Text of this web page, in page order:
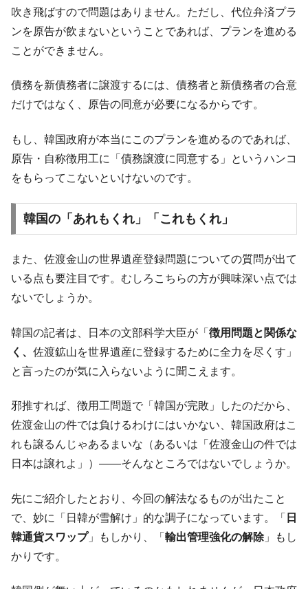
吹き飛ばすので問題はありません。ただし、代位弁済プラ
ンを原告が飲まないということであれば、プランを進める
ことができません。
債務を新債務者に譲渡するには、債務者と新債務者の合意
だけではなく、原告の同意が必要になるからです。
もし、韓国政府が本当にこのプランを進めるのであれば、
原告・自称徴用工に「債務譲渡に同意する」というハンコ
をもらってこないといけないのです。
韓国の「あれもくれ」「これもくれ」
また、佐渡金山の世界遺産登録問題についての質問が出て
いる点も要注目です。むしろこちらの方が興味深い点では
ないでしょうか。
韓国の記者は、日本の文部科学大臣が「 徴用問題と関係な
く、 佐渡鉱山を世界遺産に登録するために全力を尽くす」
と言ったのが気に入らないように聞こえます。
邪推すれば、徴用工問題で「韓国が完敗」したのだから、
佐渡金山の件では負けるわけにはいかない、韓国政府はこ
れも譲るんじゃあるまいな（あるいは「佐渡金山の件では
日本は譲れよ」）――そんなところではないでしょうか。
先にご紹介したとおり、今回の解法なるものが出たこと
で、妙に「日韓が雪解け」的な調子になっています。「 日
韓通貨スワップ」もしかり、「 輸出管理強化の解除」もし
かりです。